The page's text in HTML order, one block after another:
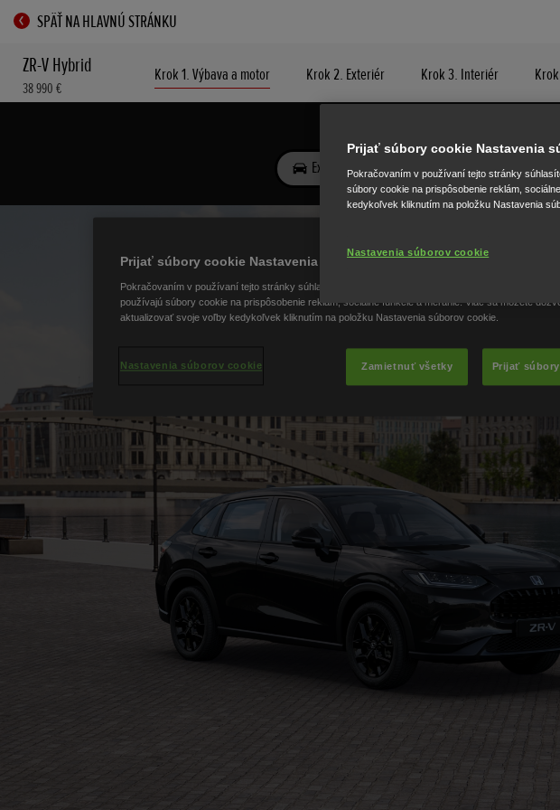
SPÄŤ NA HLAVNÚ STRÁNKU
ZR-V Hybrid
38 990 €
Krok 1. Výbava a motor Krok 2. Exteriér Krok 3. Interiér
Prijať súbory cookie Nastavenia
Pokračovaním v používaní tejto stránky
súbory cookie na prispôsobenie reklám,
kedykoľvek kliknutím na položku Nastavenia
Nastavenia súborov cookie